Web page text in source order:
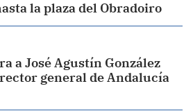
la plaza del Obradoiro
a José Agustín González
general de Andalucía